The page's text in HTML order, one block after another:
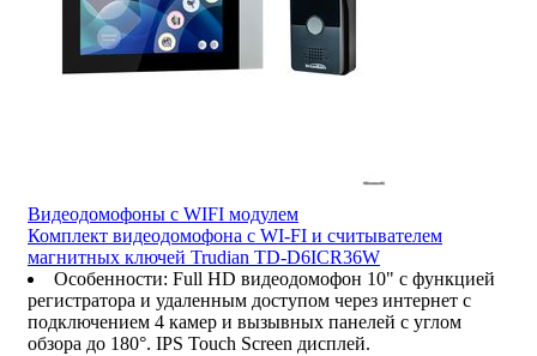
Видеодомофоны c WIFI модулем
Комплект видеодомофона с WI-FI и считывателем
магнитных ключей Trudian TD-D6ICR36W
Особенности: Full HD видеодомофон 10" с функцией
регистратора и удаленным доступом через интернет с
подключением 4 камер и вызывных панелей с углом
обзора до 180°. IPS Touch Screen дисплей.